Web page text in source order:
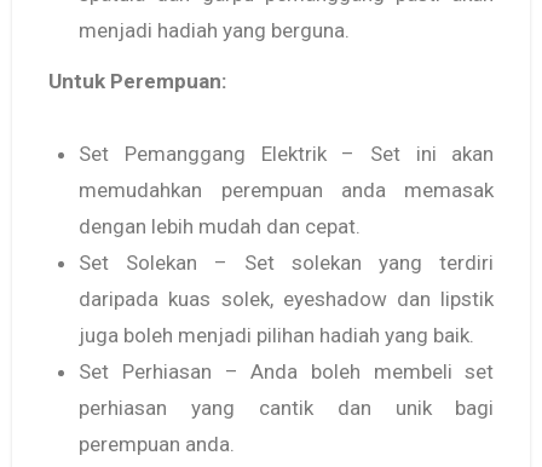
menjadi hadiah yang berguna.
Untuk Perempuan:
Set Pemanggang Elektrik – Set ini akan
memudahkan perempuan anda memasak
dengan lebih mudah dan cepat.
Set Solekan – Set solekan yang terdiri
daripada kuas solek, eyeshadow dan lipstik
juga boleh menjadi pilihan hadiah yang baik.
Set Perhiasan – Anda boleh membeli set
perhiasan yang cantik dan unik bagi
perempuan anda.